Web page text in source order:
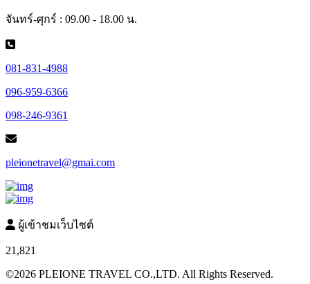
จันทร์-ศุกร์ : 09.00 - 18.00 น.
081-831-4988
096-959-6366
098-246-9361
pleionetravel@gmai.com
ผู้เข้าชมเว็บไซต์
21,821
©2026 PLEIONE TRAVEL CO.,LTD. All Rights Reserved.